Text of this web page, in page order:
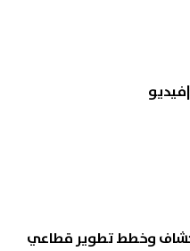
وخطط تطوير قطاعي